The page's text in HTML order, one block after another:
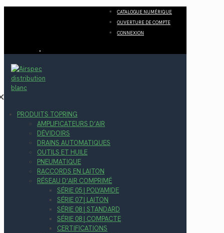
CATALOGUE NUMÉRIQUE
OUVERTURE DE COMPTE
CONNEXION
PRODUITS TOPRING
AMPLIFICATEURS D’AIR
DÉVIDOIRS
DRAINS AUTOMATIQUES
OUTILS ET HUILE
PNEUMATIQUE
RACCORDS EN LAITON
RÉSEAU D’AIR COMPRIMÉ
SÉRIE 05 | POLYAMIDE
SÉRIE 07 | LAITON
SÉRIE 08 | STANDARD
SÉRIE 08 | COMPACTE
CERTIFICATIONS